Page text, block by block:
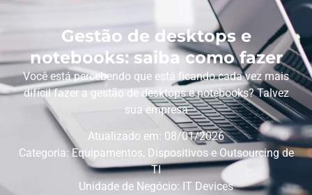
Gestão de desktops e
notebooks: saiba como fazer
Você está percebendo que está ficando cada vez mais
difícil fazer a gestão de desktops e notebooks? Talvez
sua empresa
Atualizado em: 08/01/2026
Categoria:Equipamentos, Dispositivos e Outsourcing de
TI
Unidade de Negócio: IT Devices